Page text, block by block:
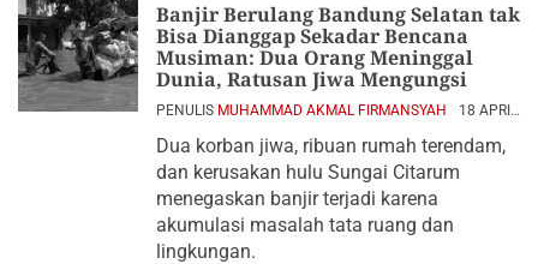
Banjir Berulang Bandung Selatan tak
Bisa Dianggap Sekadar Bencana
Musiman: Dua Orang Meninggal
Dunia, Ratusan Jiwa Mengungsi
PENULIS MUHAMMAD AKMAL FIRMANSYAH
18 APRIL
Dua korban jiwa, ribuan rumah terendam,
dan kerusakan hulu Sungai Citarum
menegaskan banjir terjadi karena
akumulasi masalah tata ruang dan
lingkungan.